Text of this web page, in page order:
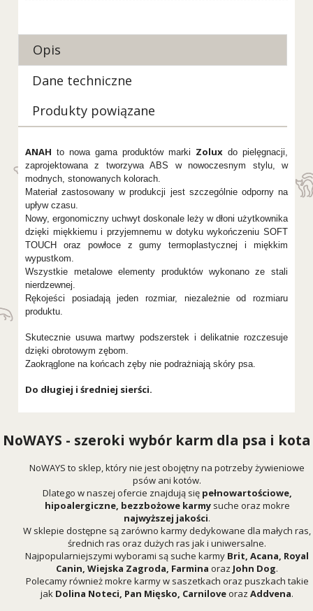
Opis
Dane techniczne
Produkty powiązane
ANAH to nowa gama produktów marki Zolux do pielęgnacji,
zaprojektowana z tworzywa ABS w nowoczesnym stylu, w
modnych, stonowanych kolorach.
Materiał zastosowany w produkcji jest szczególnie odporny na
upływ czasu.
Nowy, ergonomiczny uchwyt doskonale leży w dłoni użytkownika
dzięki miękkiemu i przyjemnemu w dotyku wykończeniu SOFT
TOUCH oraz powłoce z gumy termoplastycznej i miękkim
wypustkom.
Wszystkie metalowe elementy produktów wykonano ze stali
nierdzewnej.
Rękojeści posiadają jeden rozmiar, niezależnie od rozmiaru
produktu.
Skutecznie usuwa martwy podszerstek i delikatnie rozczesuje
dzięki obrotowym zębom.
Zaokrąglone na końcach zęby nie podrażniają skóry psa.
Do długiej i średniej sierści.
NoWAYS - szeroki wybór karm dla psa i kota
NoWAYS to sklep, który nie jest obojętny na potrzeby żywieniowe
psów ani kotów.
Dlatego w naszej ofercie znajdują się pełnowartościowe,
hipoalergiczne, bezzbożowe karmy suche oraz mokre
najwyższej jakości.
W sklepie dostępne są zarówno karmy dedykowane dla małych ras,
średnich ras oraz dużych ras jak i uniwersalne.
Najpopularniejszymi wyborami są suche karmy Brit Acana Royal
Canin Wiejska Zagroda Farmina oraz John Dog.
Polecamy również mokre karmy w saszetkach oraz puszkach takie
jak Dolina Noteci Pan Mięsko Carniloveoraz Addvena.